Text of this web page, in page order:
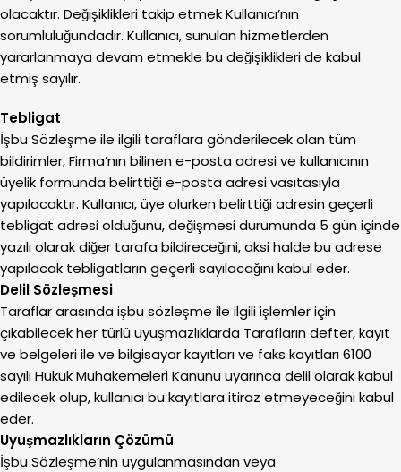
olacaktır. Değişiklikleri takip etmek Kullanıcı’nın
sorumluluğundadır. Kullanıcı, sunulan hizmetlerden
yararlanmaya devam etmekle bu değişiklikleri de kabul
etmiş sayılır.
Tebligat
İşbu Sözleşme ile ilgili taraflara gönderilecek olan tüm
bildirimler, Firma’nın bilinen e-posta adresi ve kullanıcının
üyelik formunda belirttiği e-posta adresi vasıtasıyla
yapılacaktır. Kullanıcı, üye olurken belirttiği adresin geçerli
tebligat adresi olduğunu, değişmesi durumunda 5 gün içinde
yazılı olarak diğer tarafa bildireceğini, aksi halde bu adrese
yapılacak tebligatların geçerli sayılacağını kabul eder.
Delil Sözleşmesi
Taraflar arasında işbu sözleşme ile ilgili işlemler için
çıkabilecek her türlü uyuşmazlıklarda Tarafların defter, kayıt
ve belgeleri ile ve bilgisayar kayıtları ve faks kayıtları 6100
sayılı Hukuk Muhakemeleri Kanunu uyarınca delil olarak kabul
edilecek olup, kullanıcı bu kayıtlara itiraz etmeyeceğini kabul
eder.
Uyuşmazlıkların Çözümü
İşbu Sözleşme’nin uygulanmasından veya